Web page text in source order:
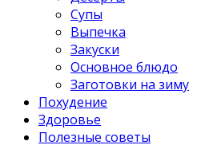
Супы
Выпечка
Закуски
Основное блюдо
Заготовки на зиму
Похудение
Здоровье
Полезные советы